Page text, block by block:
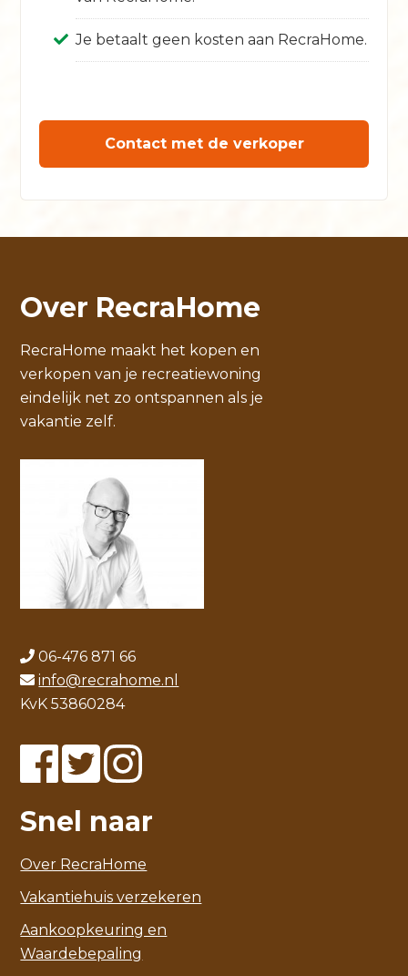
Je betaalt geen kosten aan RecraHome.
Contact met de verkoper
Over RecraHome
RecraHome maakt het kopen en
verkopen van je recreatiewoning
eindelijk net zo ontspannen als je
vakantie zelf.
06-476 871 66
info@recrahome.nl
KvK 53860284
Snel naar
Over RecraHome
Vakantiehuis verzekeren
Aankoopkeuring en
Waardebepaling